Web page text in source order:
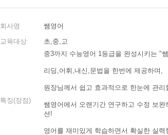
회사명
쌤영어
교육대상
초,중,고
특징(장점)
중3까지 수능영어 1등급을 완성시키는 "
리딩,어휘,내신,문법을 한번에 제공하며,
원장님께서 쉽고 효과적으로 한눈에 관
쌤영어에서 오랜기간 연구하고 수정 보
션!
영어를 재미있게 학습하면서 확실한 실력